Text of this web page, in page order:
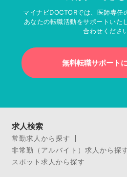
マイナビDOCTORでは、医師専任
あなたの転職活動をサポートいた
合わせくださ
無料転職サポート
求人検索
常勤求人から探す
非常勤（アルバイト）求人から探
スポット求人から探す